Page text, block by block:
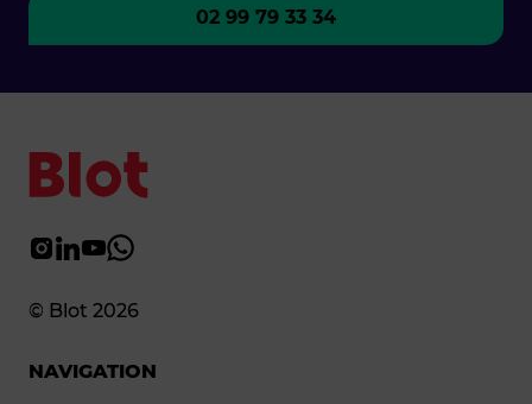
02 99 79 33 34
© Blot 2026
NAVIGATION